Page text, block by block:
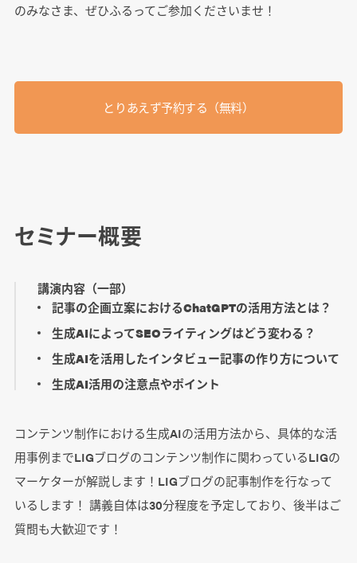
のみなさま、ぜひふるってご参加くださいませ！
とりあえず予約する（無料）
セミナー概要
講演内容（一部）
記事の企画立案におけるChatGPTの活用方法とは？
生成AIによってSEOライティングはどう変わる？
生成AIを活用したインタビュー記事の作り方について
生成AI活用の注意点やポイント
コンテンツ制作における生成AIの活用方法から、具体的な活
用事例までLIGブログのコンテンツ制作に関わっているLIGの
マーケターが解説します！LIGブログの記事制作を行なって
いるします！ 講義自体は30分程度を予定しており、後半はご
質問も大歓迎です！